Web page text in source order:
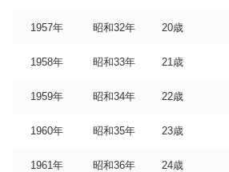
1957年 昭和32年 20歳
1958年 昭和33年 21歳
1959年 昭和34年 22歳
1960年 昭和35年 23歳
1961年 昭和36年 24歳